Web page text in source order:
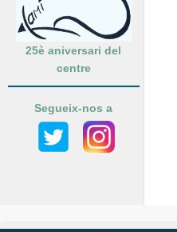
25è aniversari del
centre
Segueix-nos a